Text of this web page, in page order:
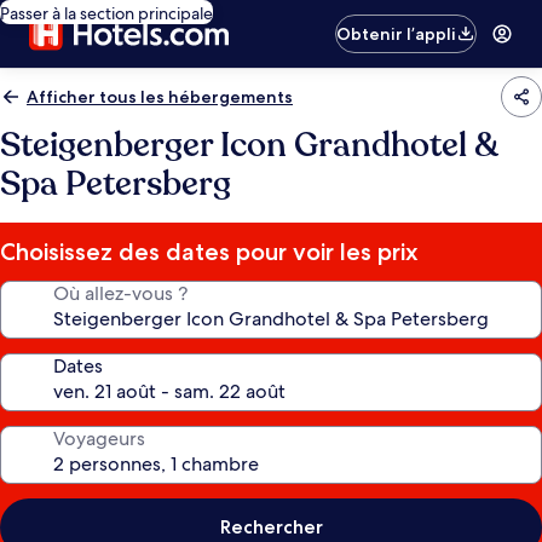
Passer à la section principale
Obtenir l’appli
Afficher tous les hébergements
Steigenberger Icon Grandhotel &
Spa Petersberg
Choisissez des dates pour voir les prix
Où allez-vous ?
Dates
Voyageurs
Rechercher